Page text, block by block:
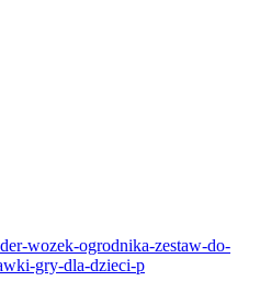
wozek-ogrodnika-zestaw-do-
gry-dla-dzieci-p